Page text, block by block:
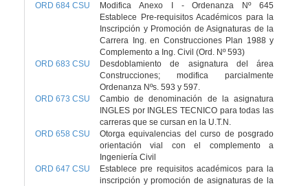
ORD 684 CSU
Modifica Anexo I - Ordenanza Nº 645
Establece Pre-requisitos Académicos para la
Inscripción y Promoción de Asignaturas de la
Carrera Ing. en Construcciones Plan 1988 y
Complemento a Ing. Civil (Ord. Nº 593)
ORD 683 CSU
Desdoblamiento de asignatura del área
Construcciones; modifica parcialmente
Ordenanza Nºs. 593 y 597.
ORD 673 CSU
Cambio de denominación de la asignatura
INGLES por INGLES TECNICO para todas las
carreras que se cursan en la U.T.N.
ORD 658 CSU
Otorga equivalencias del curso de posgrado
orientación vial con el complemento a
Ingeniería Civil
ORD 647 CSU
Establece pre requisitos académicos para la
inscripción y promoción de asignaturas de la